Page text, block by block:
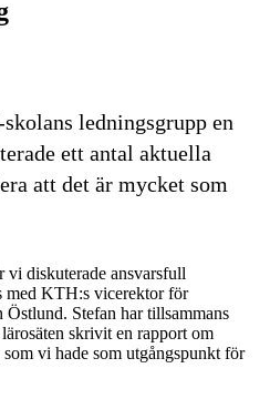
ledningsgrupp en
ett antal aktuella
att det är mycket som
vi diskuterade ansvarsfull
med KTH:s vicerektor för
Stefan har tillsammans
skrivit en rapport om
vi hade som utgångspunkt för